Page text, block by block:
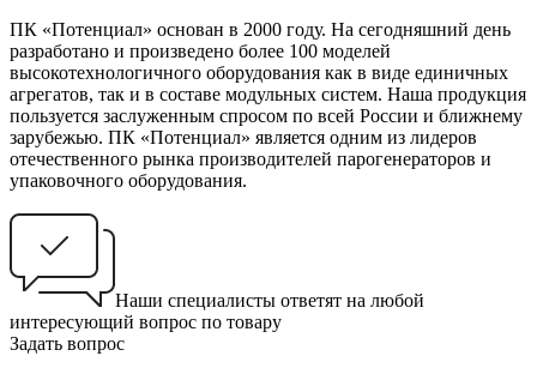
ПК «Потенциал» основан в 2000 году. На сегодняшний день
разработано и произведено более 100 моделей
высокотехнологичного оборудования как в виде единичных
агрегатов, так и в составе модульных систем. Наша продукция
пользуется заслуженным спросом по всей России и ближнему
зарубежью. ПК «Потенциал» является одним из лидеров
отечественного рынка производителей парогенераторов и
упаковочного оборудования.
Наши специалисты ответят на любой
интересующий вопрос по товару
Задать вопрос